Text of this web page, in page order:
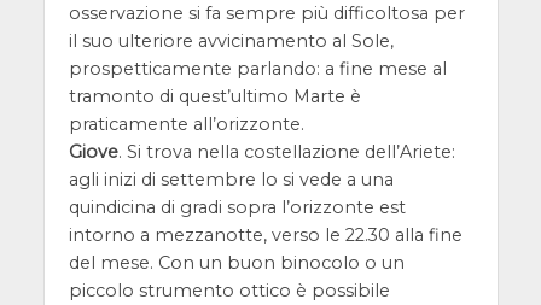
osservazione si fa sempre più difficoltosa per
il suo ulteriore avvicinamento al Sole,
prospetticamente parlando: a fine mese al
tramonto di quest’ultimo Marte è
praticamente all’orizzonte.
Giove. Si trova nella costellazione dell’Ariete:
agli inizi di settembre lo si vede a una
quindicina di gradi sopra l’orizzonte est
intorno a mezzanotte, verso le 22.30 alla fine
del mese. Con un buon binocolo o un
piccolo strumento ottico è possibile